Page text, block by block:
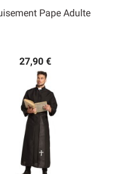
Pape Adulte
27,90 €